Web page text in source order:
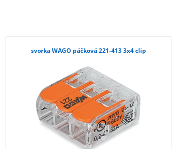
svorka WAGO páčková 221-413 3x4 clip